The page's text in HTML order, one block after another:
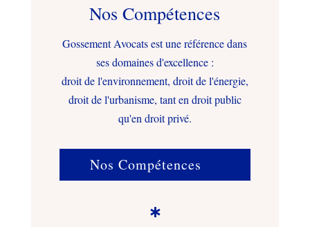
Nos Compétences
Gossement Avocats est une référence dans
ses domaines d'excellence :
droit de l'environnement, droit de l'énergie,
droit de l'urbanisme, tant en droit public
qu'en droit privé.
Nos Compétences
